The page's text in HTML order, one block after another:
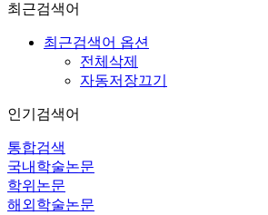
최근검색어
최근검색어 옵션
전체삭제
자동저장끄기
인기검색어
통합검색
국내학술논문
학위논문
해외학술논문